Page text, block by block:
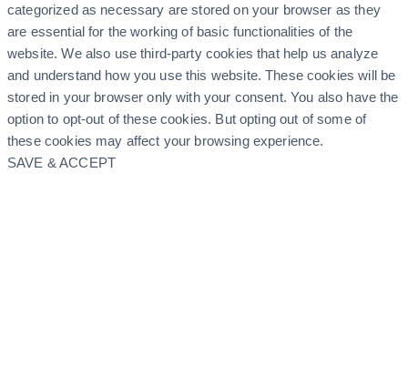
categorized as necessary are stored on your browser as they
are essential for the working of basic functionalities of the
website. We also use third-party cookies that help us analyze
and understand how you use this website. These cookies will be
stored in your browser only with your consent. You also have the
option to opt-out of these cookies. But opting out of some of
these cookies may affect your browsing experience.
SAVE & ACCEPT